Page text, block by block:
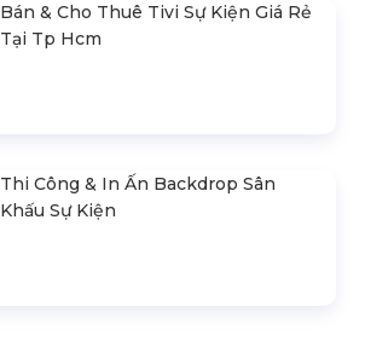
Bán & Cho Thuê Tivi Sự Kiện Giá Rẻ
Tại Tp Hcm
Thi Công & In Ấn Backdrop Sân
Khấu Sự Kiện